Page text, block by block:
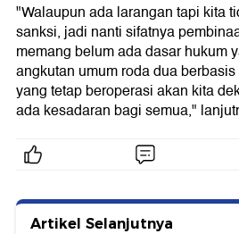
"Walaupun ada larangan tapi kita
sanksi, jadi nanti sifatnya
memang belum ada dasar hukum
angkutan umum roda dua
yang tetap beroperasi akan kita
ada kesadaran bagi semua,"
Artikel Selanjutnya